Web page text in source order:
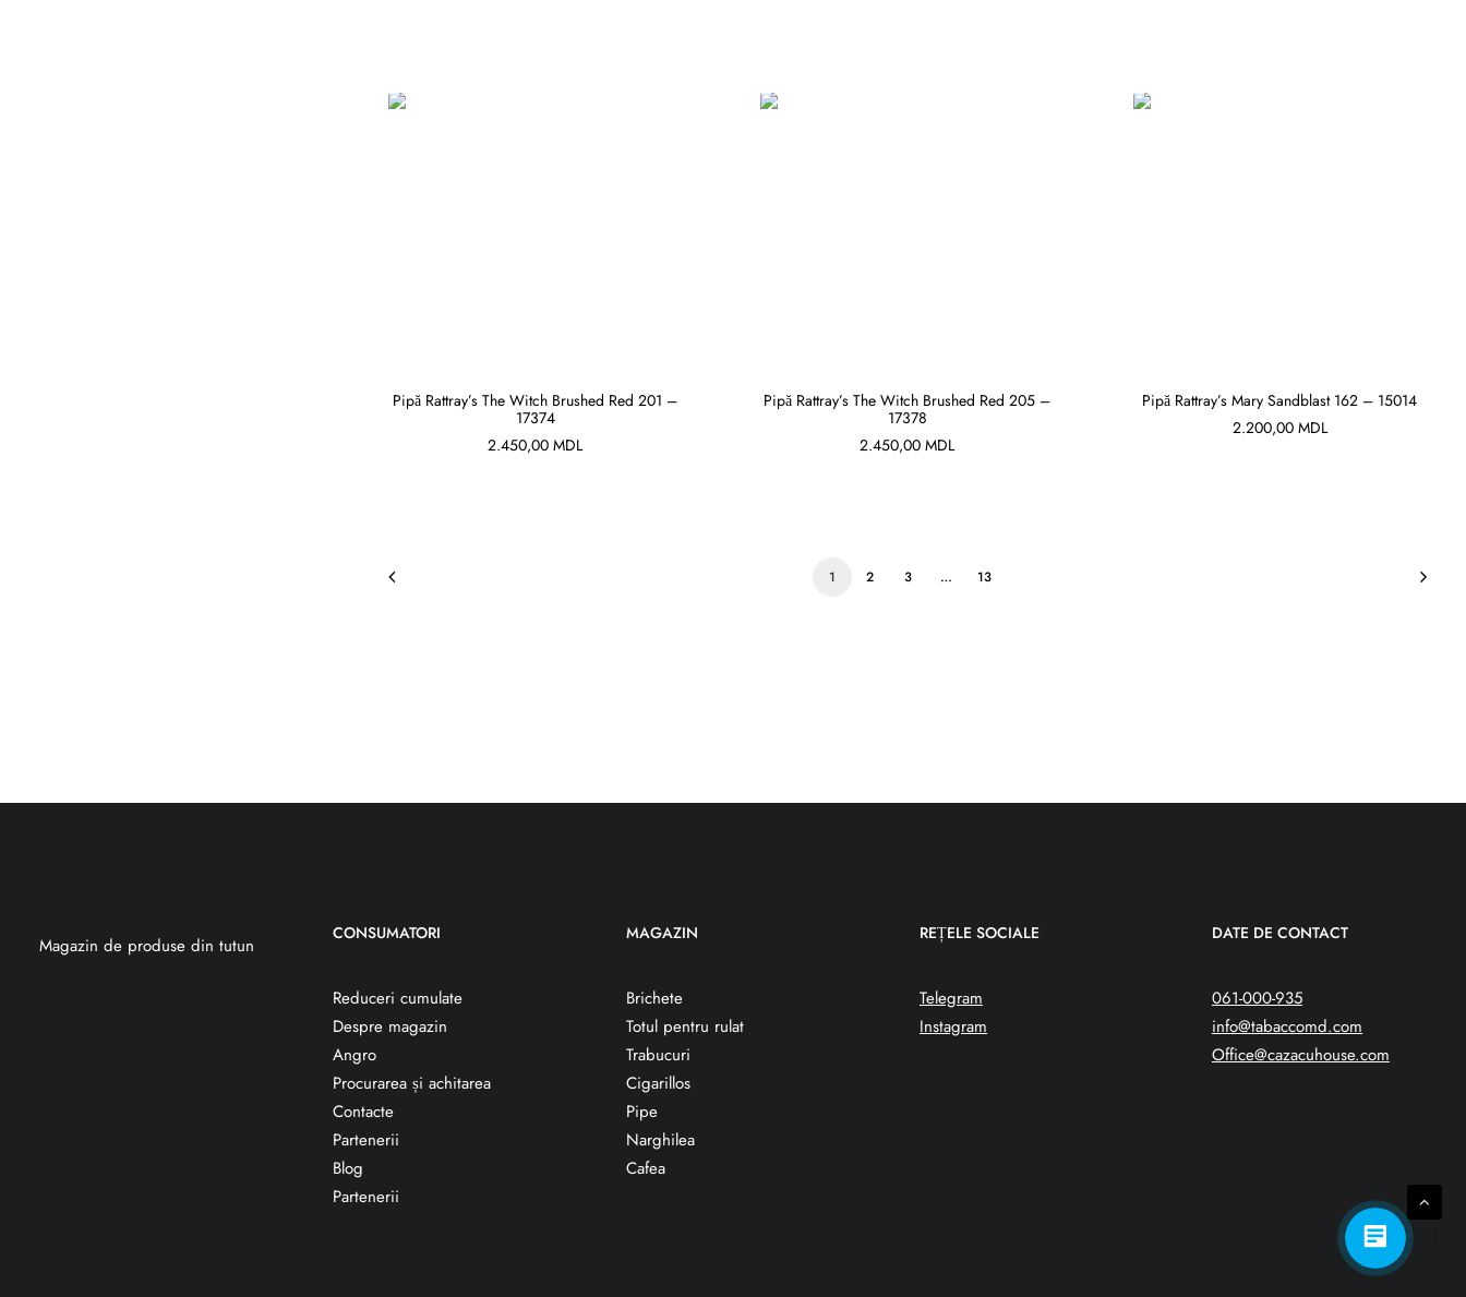
ADAUGĂ ÎN COȘ
Pipă Rattray’s The Witch Brushed Red 201 –
17374
2.450,00 MDL
ADAUGĂ ÎN COȘ
Pipă Rattray’s The Witch Brushed Red 205 –
17378
2.450,00MDL
ADAUGĂ ÎN COȘ
Pipă Rattray’s Mary Sandblast 162 – 15014
2.200,00 MDL
1 2 3 … 13
Magazin de produse din tutun
CONSUMATORI
Reduceri cumulate
Despre magazin
Angro
Procurarea și achitarea
Contacte
Partenerii
Blog
Partenerii
MAGAZIN
Brichete
Totul pentru rulat
Trabucuri
Cigarillos
Pipe
Narghilea
Cafea
REȚELE SOCIALE
Telegram
Instagram
DATE DE CONTACT
061-000-935
info@tabaccomd.com
Office@cazacuhouse.com